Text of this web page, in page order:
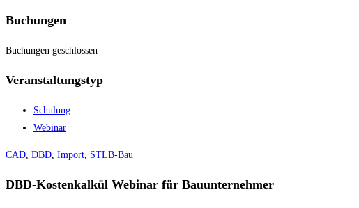
Buchungen
Buchungen geschlossen
Veranstaltungstyp
Schulung
Webinar
CAD, DBD, Import, STLB-Bau
DBD-Kostenkalkül Webinar für Bauunternehmer